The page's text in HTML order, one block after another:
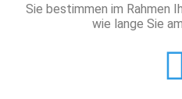
Sie bestimmen im Rahmen
wie lange Sie